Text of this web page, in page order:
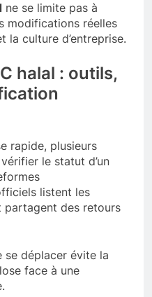
ne se limite pas à
modifications réelles
la culture d’entreprise.
halal : outils,
rapide, plusieurs
le statut d’un
listent les
partagent des retours
se déplacer évite la
face à une